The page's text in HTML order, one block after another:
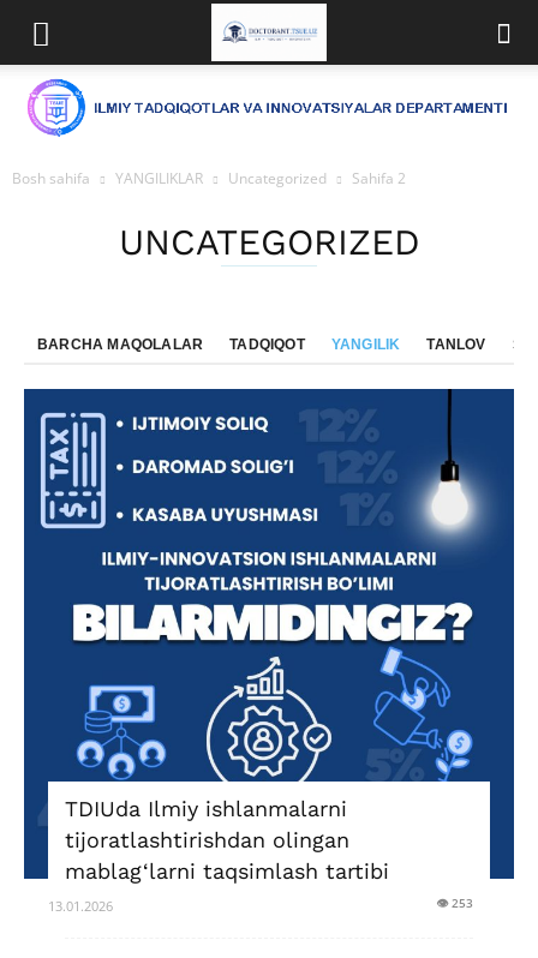
Bosh sahifa YANGILIKLAR Uncategorized Sahifa 2
UNCATEGORIZED
BARCHA MAQOLALAR TADQIQOT YANGILIK TANLOV
TDIUda Ilmiy ishlanmalarni
tijoratlashtirishdan olingan
mablag‘larni taqsimlash tartibi
13.01.2026 👁 253